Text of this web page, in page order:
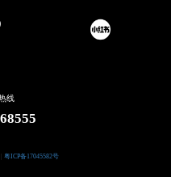
线
粤ICP备17045582号